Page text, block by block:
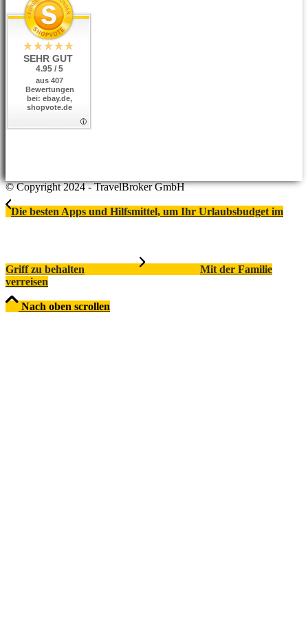
SEHR GUT
4.95 / 5
aus 407
Bewertungen
bei: ebay.de,
shopvote.de
© Copyright 2024 - TravelBroker GmbH
Die besten Apps und Hilfsmittel, um Ihr Urlaubsbudget im
Griff zu behalten
Mit der Familie
verreisen
Nach oben scrollen